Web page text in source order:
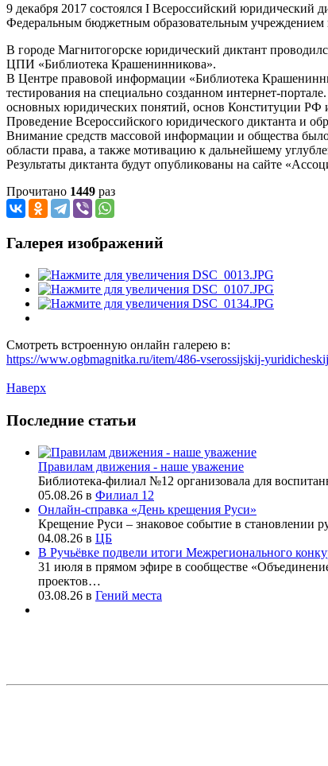
9 декабря 2017 состоялся I Всероссийский
Федеральным бюджетным образовательным
В городе Магнитогорске юридический диктант
ЦПИ «Библиотека Крашенинникова».
В Центре правовой информации «Библиотека
тестирования на специально созданном интернет-
основных юридических понятий, основ Конституции РФ
Проведение Всероссийского юридического диктанта и
Внимание средств массовой информации и общества
области права, а также мотивацию к дальнейшему
Результаты диктанта будут опубликованы на сайте
Прочитано 1449 раз
Галерея изображений
Смотреть встроенную онлайн галерею в:
https://www.ogbmagnitka.ru/item/486-vserossijskij-
Наверх
Последние статьи
Правилам движения - наше уважение
Библиотека-филиал №12 организовала для
05.08.26 в Филиал 12
Онлайн-справка «День крещения Руси»
Крещение Руси – знаковое событие в становлении
04.08.26 в ЦБ
В Ручьёвке подвели итоги Межрегионального
31 июля в прямом эфире в сообществе
проектов…
03.08.26 в Гений места